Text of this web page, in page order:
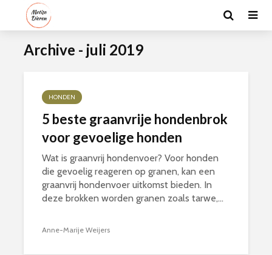
Archive - juli 2019
HONDEN
5 beste graanvrije hondenbrok
voor gevoelige honden
Wat is graanvrij hondenvoer? Voor honden
die gevoelig reageren op granen, kan een
graanvrij hondenvoer uitkomst bieden. In
deze brokken worden granen zoals tarwe,...
Anne-Marije Weijers